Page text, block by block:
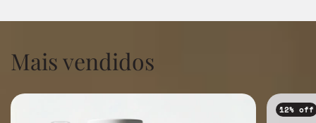
Mais vendidos
12% off